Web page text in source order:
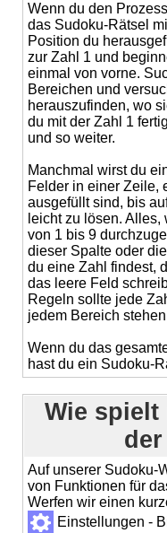
Wenn du den
das Sudoku-Rätsel
Position du
zur Zahl 1 und
einmal von vorne.
Bereichen und
herauszufinden, wo
du mit der Zahl 1
und so weiter.
Manchmal wirst du
Felder in einer Zeile,
ausgefüllt sind, bis
leicht zu lösen.
von 1 bis 9
dieser Spalte oder
du eine Zahl findest,
das leere Feld
Regeln sollte jede
jedem Bereich
Wenn du das
hast du ein Sudoku-
Wie spielt
Auf unserer Sudoku-
von Funktionen für
Werfen wir einen
Einstellungen -